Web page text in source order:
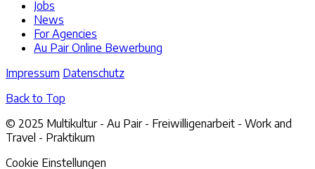
Jobs
News
For Agencies
Au Pair Online Bewerbung
Impressum Datenschutz
Back to Top
© 2025 Multikultur - Au Pair - Freiwilligenarbeit - Work and
Travel - Praktikum
Cookie Einstellungen